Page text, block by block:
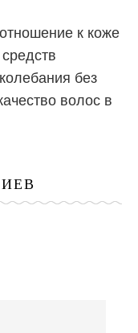
к коже
без
волос в